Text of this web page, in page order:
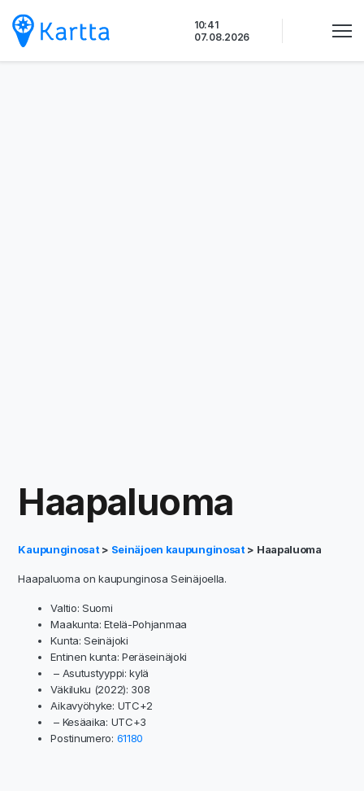
sisältöön
10:41
07.08.2026
Haapaluoma
Kaupunginosat > Seinäjoen kaupunginosat > Haapaluoma
Haapaluoma on kaupunginosa Seinäjoella.
Valtio: Suomi
Maakunta: Etelä-Pohjanmaa
Kunta: Seinäjoki
Entinen kunta: Peräseinäjoki
– Asutustyyppi: kylä
Väkiluku (2022): 308
Aikavyöhyke: UTC+2
– Kesäaika: UTC+3
Postinumero: 61180